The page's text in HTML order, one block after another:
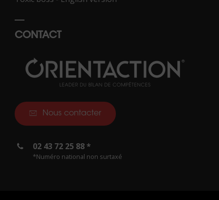
CONTACT
Nous contacter
02 43 72 25 88 *
*Numéro national non surtaxé